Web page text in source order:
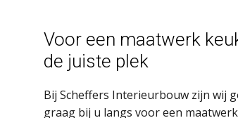
Voor een maatwerk
de juiste plek
Bij Scheffers Interieurbouw zijn wij
graag bij u langs voor een